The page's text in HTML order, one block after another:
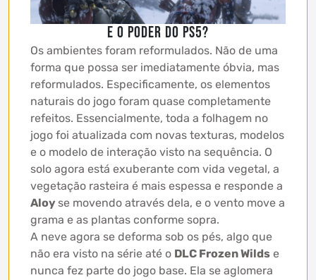
E o poder do PS5?
Os ambientes foram reformulados. Não de uma
forma que possa ser imediatamente óbvia, mas
reformulados. Especificamente, os elementos
naturais do jogo foram quase completamente
refeitos. Essencialmente, toda a folhagem no
jogo foi atualizada com novas texturas, modelos
e o modelo de interação visto na sequência. O
solo agora está exuberante com vida vegetal, a
vegetação rasteira é mais espessa e responde a
Aloy se movendo através dela, e o vento move a
grama e as plantas conforme sopra.
A neve agora se deforma sob os pés, algo que
não era visto na série até o DLC Frozen Wilds e
nunca fez parte do jogo base. Ela se aglomera